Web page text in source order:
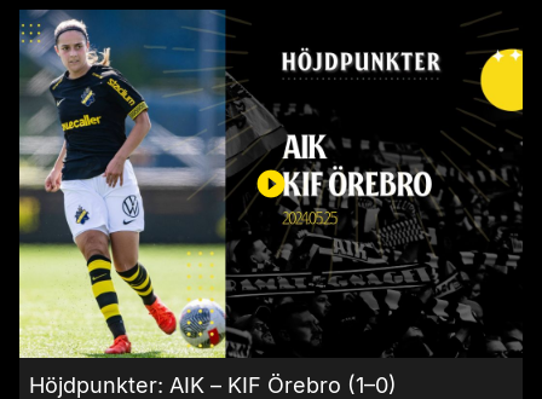
Höjdpunkter: AIK – KIF Örebro (1–0)